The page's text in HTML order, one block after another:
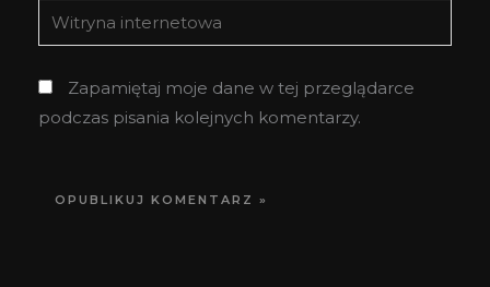
Witryna
internetowa
Zapamiętaj moje dane w tej przeglądarce
podczas pisania kolejnych komentarzy.